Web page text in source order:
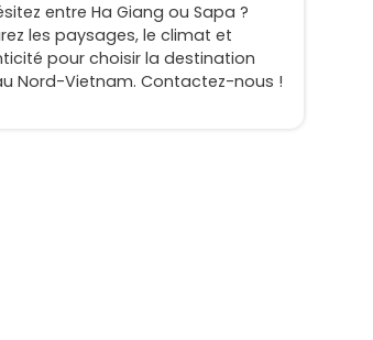
entre Ha Giang ou Sapa ?
les paysages, le climat et
pour choisir la destination
Nord-Vietnam. Contactez-nous !